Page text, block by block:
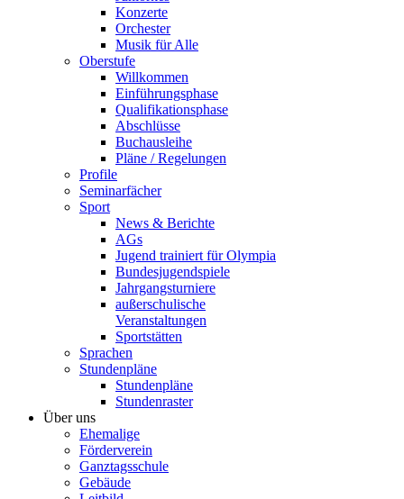
Konzerte
Orchester
Musik für Alle
Oberstufe
Willkommen
Einführungsphase
Qualifikationsphase
Abschlüsse
Buchausleihe
Pläne / Regelungen
Profile
Seminarfächer
Sport
News & Berichte
AGs
Jugend trainiert für Olympia
Bundesjugendspiele
Jahrgangsturniere
außerschulische
Veranstaltungen
Sportstätten
Sprachen
Stundenpläne
Stundenpläne
Stundenraster
Über uns
Ehemalige
Förderverein
Ganztagsschule
Gebäude